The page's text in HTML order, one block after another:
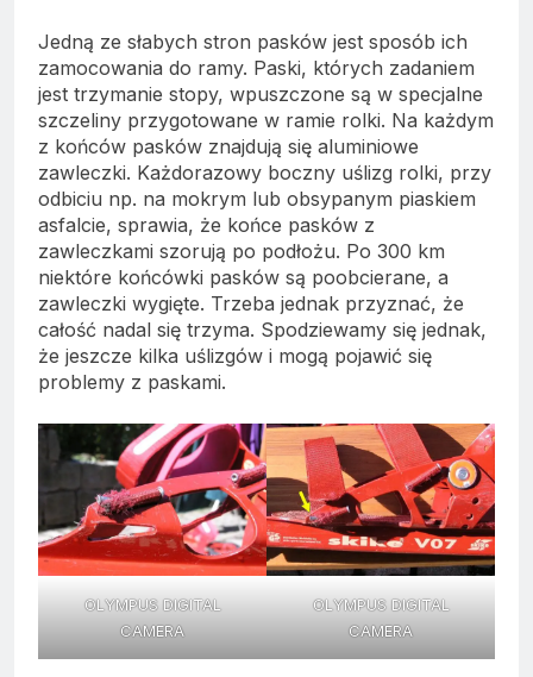
Jedną ze słabych stron pasków jest sposób ich
zamocowania do ramy. Paski, których zadaniem
jest trzymanie stopy, wpuszczone są w specjalne
szczeliny przygotowane w ramie rolki. Na każdym
z końców pasków znajdują się aluminiowe
zawleczki. Każdorazowy boczny uślizg rolki, przy
odbiciu np. na mokrym lub obsypanym piaskiem
asfalcie, sprawia, że końce pasków z
zawleczkami szorują po podłożu. Po 300 km
niektóre końcówki pasków są poobcierane, a
zawleczki wygięte. Trzeba jednak przyznać, że
całość nadal się trzyma. Spodziewamy się jednak,
że jeszcze kilka uślizgów i mogą pojawić się
problemy z paskami.
OLYMPUS DIGITAL
CAMERA
OLYMPUS DIGITAL
CAMERA